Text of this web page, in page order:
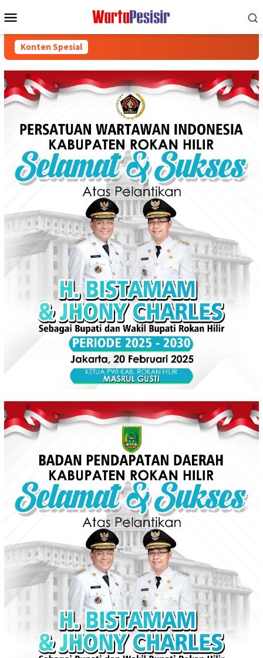
ke
Mobile
Konten Spesial